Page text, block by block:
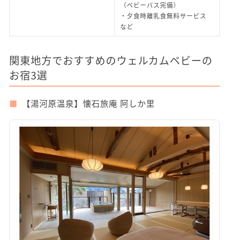
（ベビーバス完備）
・夕食時離乳食無料サービス
など
関東地方でおすすめのウェルカムベビーの
お宿3選
【湯河原温泉】懐石旅庵 阿しか里